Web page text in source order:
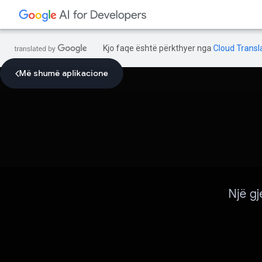
Kjo faqe është përkthyer nga Cloud
Më shumë aplikacione
Një